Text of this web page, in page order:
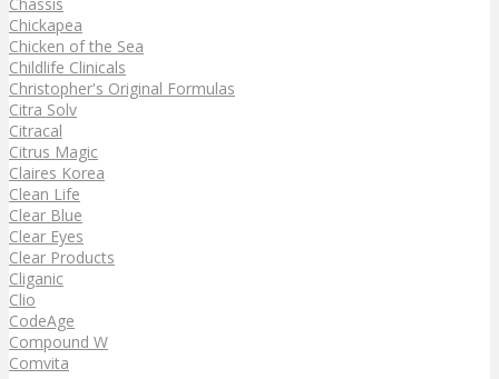
Chickapea
Chicken of the Sea
Childlife Clinicals
Christopher's Original Formulas
Citra Solv
Citracal
Citrus Magic
Claires Korea
Clean Life
Clear Blue
Clear Eyes
Clear Products
Cliganic
Clio
CodeAge
Compound W
Comvita